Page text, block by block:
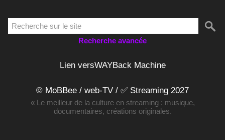
Recherche avancée
Lien versWAYBack Machine
© MoBBee / web-TV / ✅ Streaming 2027
« Le meilleur de la culture en streaming : musique,
documentaires, créations originales.